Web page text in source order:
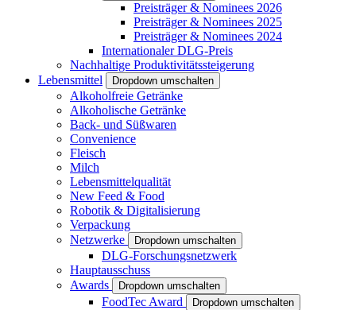
Preisträger & Nominees 2026
Preisträger & Nominees 2025
Preisträger & Nominees 2024
Internationaler DLG-Preis
Nachhaltige Produktivitätssteigerung
Lebensmittel
Dropdown umschalten
Alkoholfreie Getränke
Alkoholische Getränke
Back- und Süßwaren
Convenience
Fleisch
Milch
Lebensmittelqualität
New Feed & Food
Robotik & Digitalisierung
Verpackung
Netzwerke
Dropdown umschalten
DLG-Forschungsnetzwerk
Hauptausschuss
Awards
Dropdown umschalten
FoodTec Award Dropdown umschalten